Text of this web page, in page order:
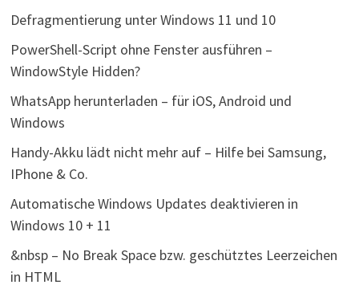
Defragmentierung unter Windows 11 und 10
PowerShell-Script ohne Fenster ausführen –
WindowStyle Hidden?
WhatsApp herunterladen – für iOS, Android und
Windows
Handy-Akku lädt nicht mehr auf – Hilfe bei Samsung,
IPhone & Co.
Automatische Windows Updates deaktivieren in
Windows 10 + 11
&nbsp – No Break Space bzw. geschütztes Leerzeichen
in HTML